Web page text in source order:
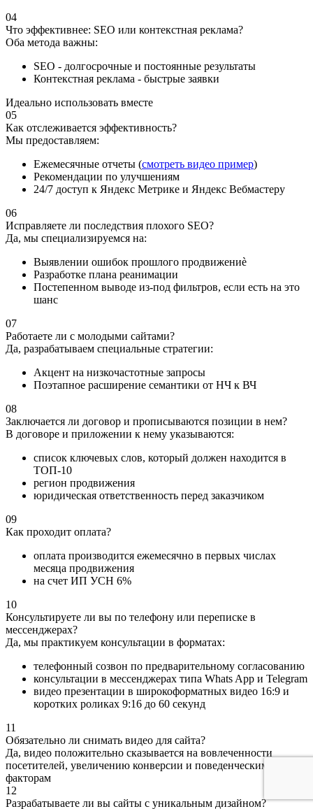
04
Что эффективнее: SEO или контекстная реклама?
Оба метода важны:
SEO - долгосрочные и постоянные результаты
Контекстная реклама - быстрые заявки
Идеально использовать вместе
05
Как отслеживается эффективность?
Мы предоставляем:
Ежемесячные отчеты (смотреть видео пример)
Рекомендации по улучшениям
24/7 доступ к Яндекс Метрике и Яндекс Вебмастеру
06
Исправляете ли последствия плохого SEO?
Да, мы специализируемся на:
Выявлении ошибок прошлого продвижениè
Разработке плана реанимации
Постепенном выводе из-под фильтров, если есть на это
шанс
07
Работаете ли с молодыми сайтами?
Да, разрабатываем специальные стратегии:
Акцент на низкочастотные запросы
Поэтапное расширение семантики от НЧ к ВЧ
08
Заключается ли договор и прописываются позиции в нем?
В договоре и приложении к нему указываются:
список ключевых слов, который должен находится в
ТОП-10
регион продвижения
юридическая ответственность перед заказчиком
09
Как проходит оплата?
оплата производится ежемесячно в первых числах
месяца продвижения
на счет ИП УСН 6%
10
Консультируете ли вы по телефону или переписке в
мессенджерах?
Да, мы практикуем консультации в форматах:
телефонный созвон по предварительному согласованию
консультации в мессенджерах типа Whats App и Telegram
видео презентации в широкоформатных видео 16:9 и
коротких роликах 9:16 до 60 секунд
11
Обязательно ли снимать видео для сайта?
Да, видео положительно сказывается на вовлеченности
посетителей, увеличению конверсии и поведенческим
факторам
12
Разрабатываете ли вы сайты с уникальным дизайном?